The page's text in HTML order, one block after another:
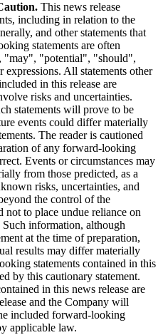
This news release
including in relation to the
and other statements that
statements are often
"may", "potential", "should",
All statements other
in this release are
risks and uncertainties.
statements will prove to be
events could differ materially
The reader is cautioned
of any forward-looking
Events or circumstances may
from those predicted, as a
risks, uncertainties, and
the control of the
not to place undue reliance on
information, although
at the time of preparation,
results may differ materially
statements contained in this
by this cautionary statement.
in this news release are
and the Company will
included forward-looking
applicable law.